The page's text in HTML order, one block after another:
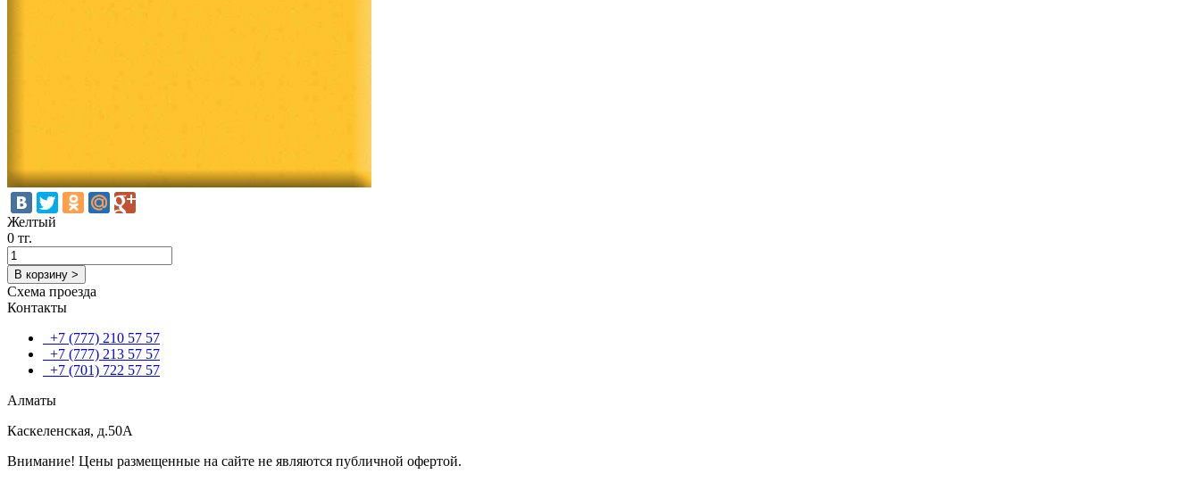
Желтый
0 тг.
В корзину >
Схема проезда
Контакты
+7 (777) 210 57 57
+7 (777) 213 57 57
+7 (701) 722 57 57
Алматы
Каскеленская, д.50А
Внимание! Цены размещенные на сайте не являются публичной офертой.